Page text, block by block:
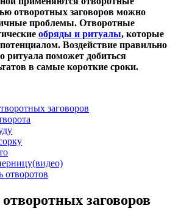
отворотных заговоров можно
проблемы. Отворотные
обряды и ритуалы, которые
Воздействие правильно
ритуала поможет добиться
в самые короткие сроки.
заговоров
отворотов
заговоров